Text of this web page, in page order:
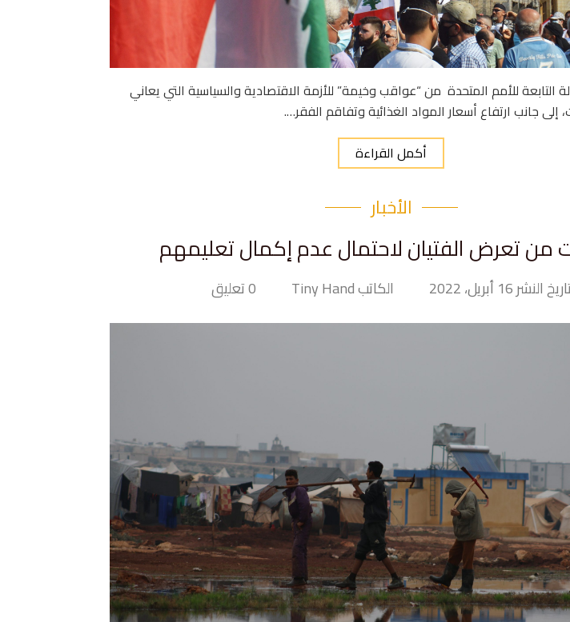
للأمم المتحدة من “عواقب وخيمة” للأزمة الاقتصادية والسياسية التي يعاني
إلى جانب ارتفاع أسعار المواد الغذائية وتفاقم الفقر….
أكمل القراءة
الأخبار
من تعرض الفتيان لاحتمال عدم إكمال تعليمهم
تاريخ النشر 16 أبريل، 2022 الكاتب Tiny Hand 0 تعليق